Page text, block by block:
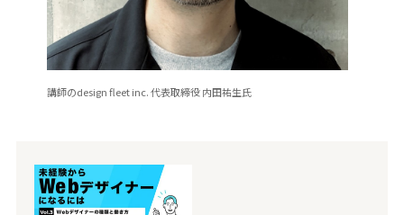
講師のdesign fleet inc. 代表取締役 内田祐生氏